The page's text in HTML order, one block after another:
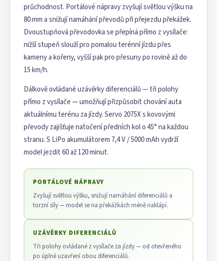
průchodnost. Portálové nápravy zvyšují světlou výšku na
80 mm a snižují namáhání převodů při přejezdu překážek.
Dvoustupňová převodovka se přepíná přímo z vysílače:
nižší stupeň slouží pro pomalou terénní jízdu přes
kameny a kořeny, vyšší pak pro přesuny po rovině až do
15 km/h.
Dálkově ovládané uzávěrky diferenciálů — tři polohy
přímo z vysílače — umožňují přizpůsobit chování auta
aktuálnímu terénu za jízdy. Servo 2075X s kovovými
převody zajišťuje natočení předních kol o 45° na každou
stranu. S LiPo akumulátorem 7,4 V / 5000 mAh vydrží
model jezdit 60 až 120 minut.
PORTÁLOVÉ NÁPRAVY
Zvyšují světlou výšku, snižují namáhání diferenciálů a
torzní síly — model se na překážkách méně naklápí.
UZÁVĚRKY DIFERENCIÁLŮ
Tři polohy ovládané z vysílače za jízdy — od otevřeného
po úplné uzavření obou diferenciálů.